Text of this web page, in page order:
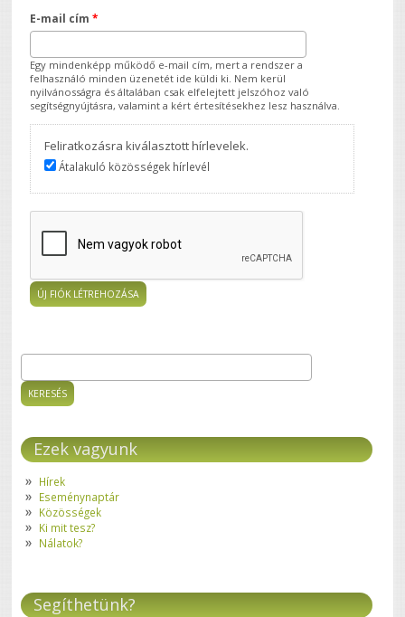
E-mail cím*
Egy mindenképp működő e-mail cím, mert a rendszer a
felhasználó minden üzenetét ide küldi ki. Nem kerül
nyilvánosságra és általában csak elfelejtett jelszóhoz való
segítségnyújtásra, valamint a kért értesítésekhez lesz használva.
Feliratkozásra kiválasztott hírlevelek.
Átalakuló közösségek hírlevél
Keresés űrlap
Ezek vagyunk
Hírek
Eseménynaptár
Közösségek
Ki mit tesz?
Nálatok?
Segíthetünk?